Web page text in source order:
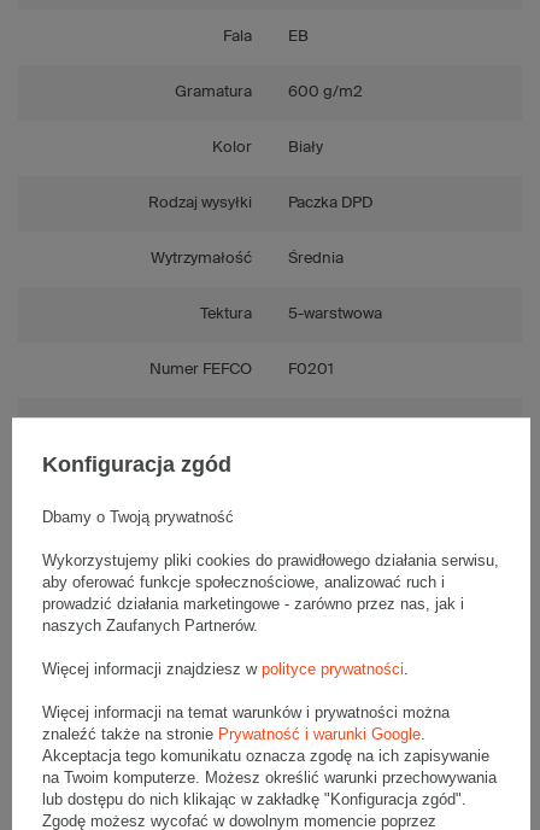
Fala EB
Gramatura 600 g/m2
Kolor Biały
Rodzaj wysyłki Paczka DPD
Wytrzymałość Średnia
Tektura 5-warstwowa
Numer FEFCO F0201
Wymiary zewnętrzne: 800x600x600mm (długość x szerokość x
wysokość)
600 g/m2
Wymiary:
• zewnętrzne:800x600x600 mm
• wewnętrzne:790x590x580 mm
Konfiguracja zgód
Dbamy o Twoją prywatność
Wykorzystujemy pliki cookies do prawidłowego działania serwisu,
aby oferować funkcje społecznościowe, analizować ruch i
prowadzić działania marketingowe - zarówno przez nas, jak i
naszych Zaufanych Partnerów.
Więcej informacji znajdziesz w polityce prywatności.
Więcej informacji na temat warunków i prywatności można
znaleźć także na stronie Prywatność i warunki Google.
Akceptacja tego komunikatu oznacza zgodę na ich zapisywanie
na Twoim komputerze. Możesz określić warunki przechowywania
lub dostępu do nich klikając w zakładkę "Konfiguracja zgód".
Zgodę możesz wycofać w dowolnym momencie poprzez